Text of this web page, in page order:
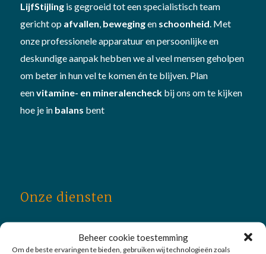
Beheer cookie toestemming
Om de beste ervaringen te bieden, gebruiken wij technologieën zoals
LijfStijlingis gegroeid tot een specialistisch team
gericht op afvallen, bewegingen schoonheid. Met
onze professionele apparatuur en persoonlijke en
deskundige aanpak hebben we al veel mensen geholpen
om beter in hun vel te komen én te blijven. Plan
eenvitamine- en mineralencheckbij ons om te kijken
hoe je in balans bent
Onze diensten
Bewegen